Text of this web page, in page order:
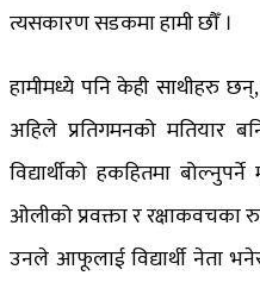
त्यसकारण सडकमा हामी छौँ ।
हामीमध्ये पनि केही साथीहरु
अहिले प्रतिगमनको मतियार
विद्यार्थीको हकहितमा
ओलीको प्रवक्ता र रक्षाकवचका
उनले आफूलाई विद्यार्थी नेता